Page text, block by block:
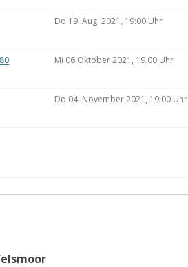
Do 19. Aug. 2021, 19:00 Uhr
Mi 06.Oktober 2021, 19.00 Uhr
Do 04. November 2021, 19:00 Uhr